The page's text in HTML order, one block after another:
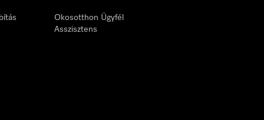
Okosotthon Ügyfél
Asszisztens